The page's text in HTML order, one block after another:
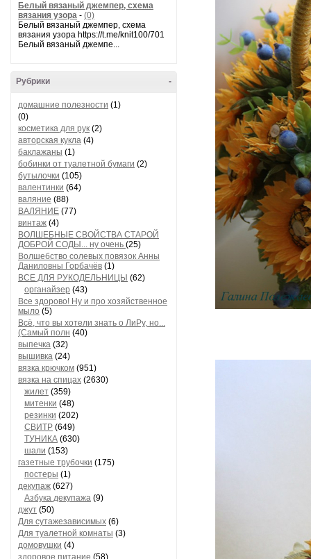
Белый вязаный джемпер, схема
вязания узора - (0)
Белый вязаный джемпер, схема
вязания узора https://t.me/knit100/701
Белый вязаный джемпе...
-
Рубрики
домашние полезности (1)
(0)
косметика для рук (2)
авторская кукла (4)
баклажаны (1)
бобинки от туалетной бумаги (2)
бутылочки (105)
валентинки (64)
валяние (88)
ВАЛЯНИЕ (77)
винтаж (4)
ВОЛШЕБНЫЕ СВОЙСТВА СТАРОЙ
ДОБРОЙ СОДЫ... ну очень (25)
Волшебство солевых повязок Анны
Даниловны Горбачёв (1)
ВСЕ ДЛЯ РУКОДЕЛЬНИЦЫ (62)
органайзер (43)
Все здорово! Ну и про хозяйственное
мыло (5)
Всё, что вы хотели знать о ЛиРу, но...
(Самый полн (40)
выпечка (32)
вышивка (24)
вязка крючком (951)
вязка на спицах (2630)
жилет (359)
митенки (48)
резинки (202)
СВИТР (649)
ТУНИКА (630)
шали (153)
газетные трубочки (175)
постеры (1)
декупаж (627)
Азбука декупажа (9)
джут (50)
Для сутажезависимых (6)
Для туалетной комнаты (3)
домовушки (4)
здоровое питание (58)